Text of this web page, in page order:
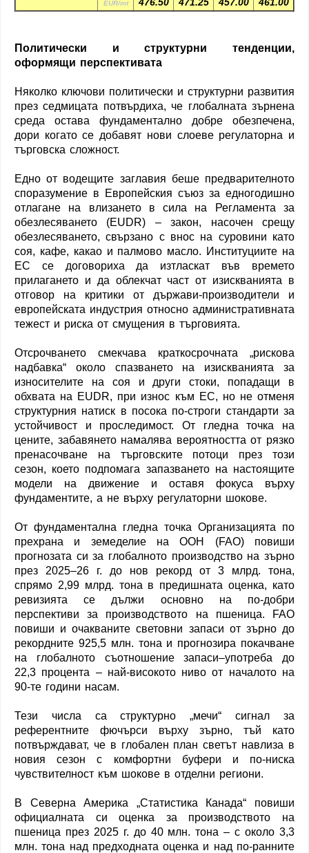
EUR/mt
Политически и структурни тенденции,
оформящи перспективата
Няколко ключови политически и структурни развития
през седмицата потвърдиха, че глобалната зърнена
среда остава фундаментално добре обезпечена,
дори когато се добавят нови слоеве регулаторна и
търговска сложност.
Едно от водещите заглавия беше предварителното
споразумение в Европейския съюз за едногодишно
отлагане на влизането в сила на Регламента за
обезлесяването (EUDR) – закон, насочен срещу
обезлесяването, свързано с внос на суровини като
соя, кафе, какао и палмово масло. Институциите на
ЕС се договориха да изтласкат във времето
прилагането и да облекчат част от изискванията в
отговор на критики от държави-производители и
европейската индустрия относно административната
тежест и риска от смущения в търговията.
Отсрочването смекчава краткосрочната „рискова
надбавка“ около спазването на изискванията за
износителите на соя и други стоки, попадащи в
обхвата на EUDR, при износ към ЕС, но не отменя
структурния натиск в посока по-строги стандарти за
устойчивост и проследимост. От гледна точка на
цените, забавянето намалява вероятността от рязко
пренасочване на търговските потоци през този
сезон, което подпомага запазването на настоящите
модели на движение и оставя фокуса върху
фундаментите, а не върху регулаторни шокове.
От фундаментална гледна точка Организацията по
прехрана и земеделие на ООН (FAO) повиши
прогнозата си за глобалното производство на зърно
през 2025–26 г. до нов рекорд от 3 млрд. тона,
спрямо 2,99 млрд. тона в предишната оценка, като
ревизията се дължи основно на по-добри
перспективи за производството на пшеница. FAO
повиши и очакваните световни запаси от зърно до
рекордните 925,5 млн. тона и прогнозира покачване
на глобалното съотношение запаси–употреба до
22,3 процента – най-високото ниво от началото на
90-те години насам.
Тези числа са структурно „мечи“ сигнал за
референтните фючърси върху зърно, тъй като
потвърждават, че в глобален план светът навлиза в
новия сезон с комфортни буфери и по-ниска
чувствителност към шокове в отделни региони.
В Северна Америка „Статистика Канада“ повиши
официалната си оценка за производството на
пшеница през 2025 г. до 40 млн. тона – с около 3,3
млн. тона над предходната оценка и над по-ранните